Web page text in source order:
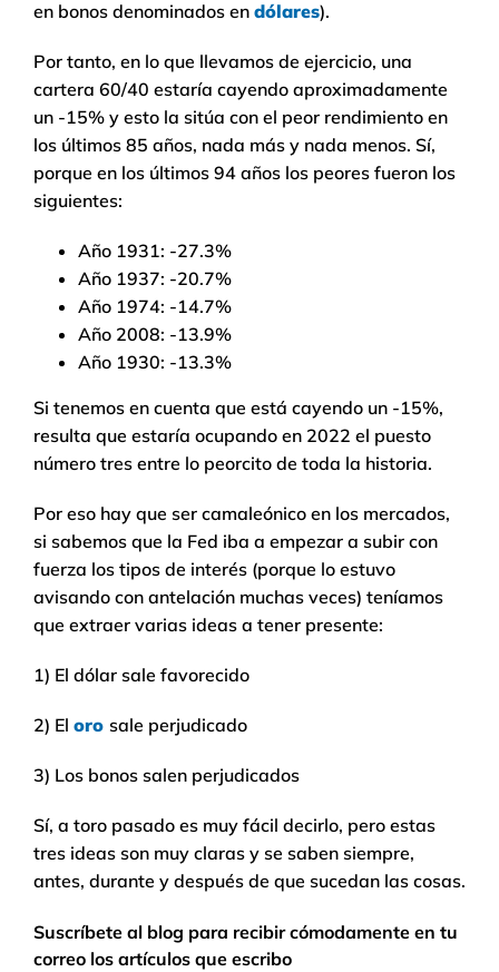
en bonos denominados en dólares).
Por tanto, en lo que llevamos de ejercicio, una
cartera 60/40 estaría cayendo aproximadamente
un -15% y esto la sitúa con el peor rendimiento en
los últimos 85 años, nada más y nada menos. Sí,
porque en los últimos 94 años los peores fueron los
siguientes:
Año 1931: -27.3%
Año 1937: -20.7%
Año 1974: -14.7%
Año 2008: -13.9%
Año 1930: -13.3%
Si tenemos en cuenta que está cayendo un -15%,
resulta que estaría ocupando en 2022 el puesto
número tres entre lo peorcito de toda la historia.
Por eso hay que ser camaleónico en los mercados,
si sabemos que la Fed iba a empezar a subir con
fuerza los tipos de interés (porque lo estuvo
avisando con antelación muchas veces) teníamos
que extraer varias ideas a tener presente:
1) El dólar sale favorecido
2) El oro sale perjudicado
3) Los bonos salen perjudicados
Sí, a toro pasado es muy fácil decirlo, pero estas
tres ideas son muy claras y se saben siempre,
antes, durante y después de que sucedan las cosas.
Suscríbete al blog para recibir cómodamente en tu
correo los artículos que escribo